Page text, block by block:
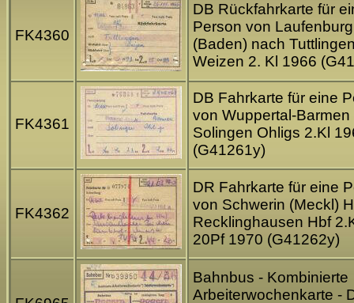
FK4360
DB Rückfahrkarte für
Person von Laufenburg
(Baden) nach
Weizen 2. Kl 1966
FK4361
DB Fahrkarte für eine
von Wuppertal-Barmen
Solingen Ohligs 2.Kl
(G41261y)
FK4362
DR Fahrkarte für eine
von Schwerin (Meckl)
Recklinghausen Hbf
20Pf 1970 (G41262y)
Bahnbus - Kombinierte
Arbeiterwochenkarte -